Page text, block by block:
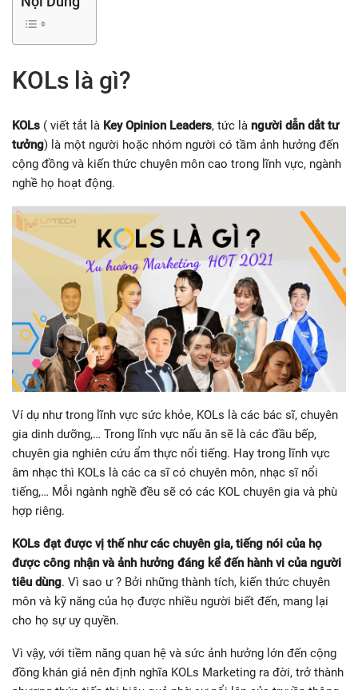
KOLs là gì?
KOLs ( viết tắt là Key Opinion Leaders, tức là người dẫn dắt tư
tưởng) là một người hoặc nhóm người có tầm ảnh hưởng đến
cộng đồng và kiến thức chuyên môn cao trong lĩnh vực, ngành
nghề họ hoạt động.
Ví dụ như trong lĩnh vực sức khỏe, KOLs là các bác sĩ, chuyên
gia dinh dưỡng,… Trong lĩnh vực nấu ăn sẽ là các đầu bếp,
chuyên gia nghiên cứu ẩm thực nổi tiếng. Hay trong lĩnh vực
âm nhạc thì KOLs là các ca sĩ có chuyên môn, nhạc sĩ nổi
tiếng,… Mỗi ngành nghề đều sẽ có các KOL chuyên gia và phù
hợp riêng.
KOLs đạt được vị thế như các chuyên gia, tiếng nói của họ
được công nhận và ảnh hưởng đáng kể đến hành vi của người
tiêu dùng. Vì sao ư ? Bởi những thành tích, kiến thức chuyên
môn và kỹ năng của họ được nhiều người biết đến, mang lại
cho họ sự uy quyền.
Vì vậy, với tiềm năng quan hệ và sức ảnh hưởng lớn đến cộng
đồng khán giả nên định nghĩa KOLs Marketing ra đời, trở thành